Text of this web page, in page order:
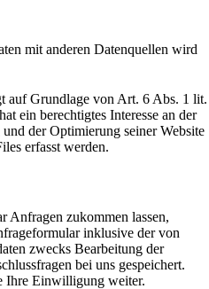
mit anderen Datenquellen wird
auf Grundlage von Art. 6 Abs. 1 lit.
ein berechtigtes Interesse an der
der Optimierung seiner Website
erfasst werden.
Anfragen zukommen lassen,
inklusive der von
zwecks Bearbeitung der
bei uns gespeichert.
Ihre Einwilligung weiter.